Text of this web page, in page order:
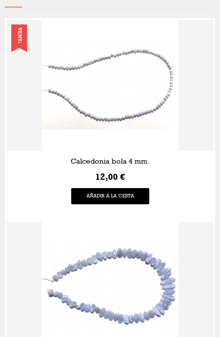
VENTA!
Calcedonia bola 4 mm.
12,00 €
AÑADIR A LA CESTA